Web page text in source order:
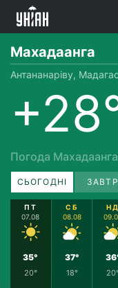
Махадаанга
Антананаріву,
Погода Махадаанга
СЬОГОДНІ
ПТ
07.08
35°
20°
СБ
08.08
37°
18°
НД